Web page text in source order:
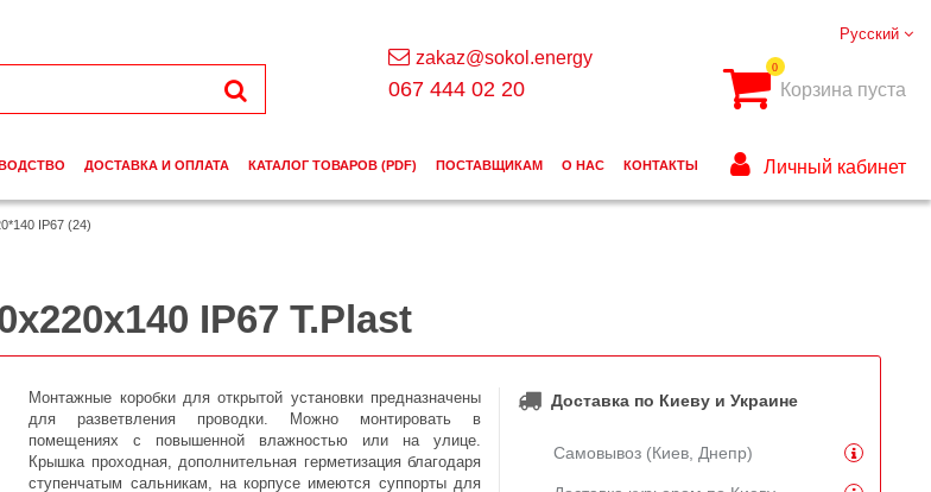
IP67 (24)
IP67 T.Plast
Монтажные коробки для открытой установки предназначены
для разветвления проводки. Можно монтировать в
помещениях с повышенной влажностью или на улице.
Крышка проходная, дополнительная герметизация благодаря
ступенчатым сальникам, на корпусе имеются суппорты для
Доставка по Киеву и Украине
Самовывоз (Киев, Днепр)
Русский
zakaz@sokol.energy
067 444 02 20
0
Корзина пуста
ДОСТАВКА И ОПЛАТА КАТАЛОГ ТОВАРОВ (PDF) ПОСТАВЩИКАМ О НАС КОНТАКТЫ Личный кабинет